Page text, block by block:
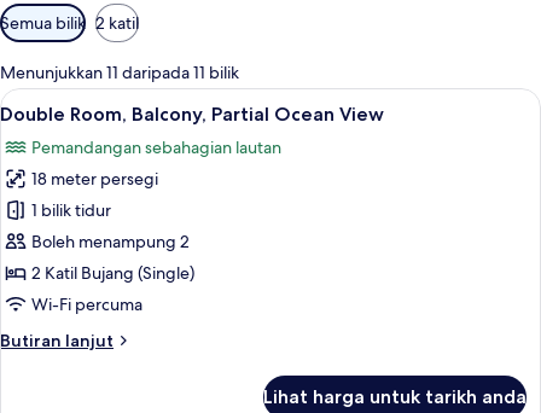
Penapis
yang
tersedia
untuk
bilik
Semua bilik 2 katil
Menunjukkan 11 daripada 11 bilik
Lihat
semua
foto
untuk
Double
Room,
Balcony,
Partial
View
Double Room, Balcony, Partial
24
Double Room, Balcony, Partial Ocean View
Pemandangan sebahagian lautan
18 meter persegi
1 bilik tidur
Boleh menampung 2
2 Katil Bujang (Single)
Wi-Fi percuma
Butiran lanjut
Butiran
Lihat harga untuk tarikh anda